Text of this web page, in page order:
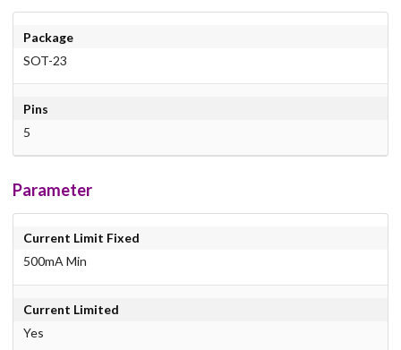
Package
SOT-23
Pins
5
Parameter
Current Limit Fixed
500mA Min
Current Limited
Yes